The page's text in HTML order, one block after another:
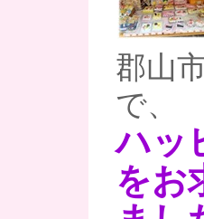
郡山
で、
ハッ
をお